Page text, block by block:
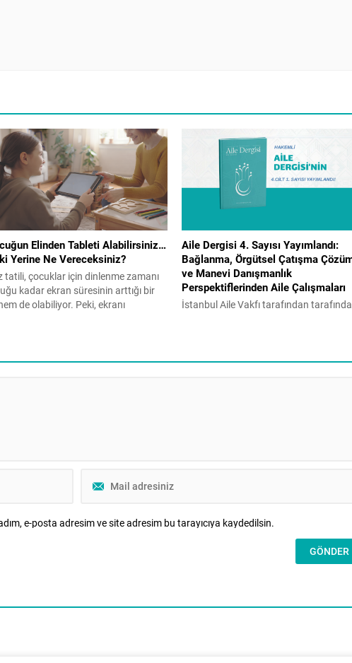
Elinden Tableti Alabilirsiniz…
Yerine Ne Vereceksiniz?
tatili, çocuklar için dinlenme zamanı
kadar ekran süresinin arttığı bir
de olabiliyor. Peki, ekranı
Aile Gazetesi’ne yazdı. Yaz tatili
Aile Dergisi 4. Sayısı Yayımlandı:
Bağlanma, Örgütsel Çatışma
ve Manevi Danışmanlık
Perspektiflerinden Aile Çalışmaları
İstanbul Aile Vakfı tarafından
boyutlarıyla ele alan disiplinler arası bir
e-posta adresim ve site adresim bu tarayıcıya kaydedilsin.